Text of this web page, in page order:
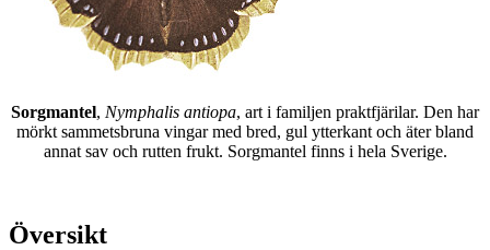
Sorgmantel, Nymphalis antiopa, art i familjen praktfjärilar. Den har
mörkt sammetsbruna vingar med bred, gul ytterkant och äter bland
annat sav och rutten frukt. Sorgmantel finns i hela Sverige.
Översikt